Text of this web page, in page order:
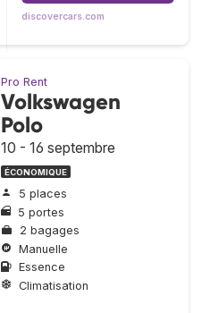
discovercars.com
Pro Rent
Volkswagen
Polo
10 - 16 septembre
ÉCONOMIQUE
5 places
5 portes
2 bagages
Manuelle
Essence
Climatisation